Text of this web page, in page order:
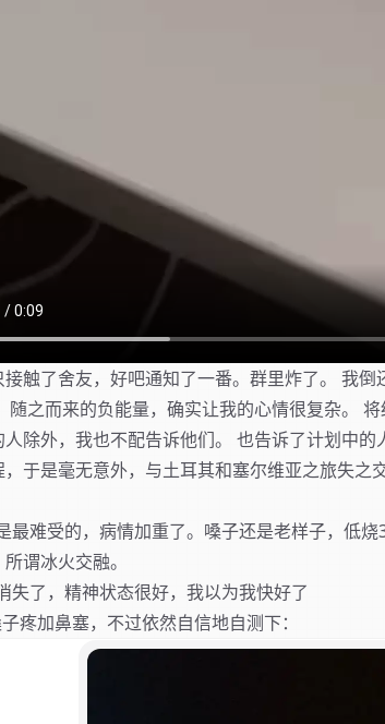
触了舍友，好吧通知了一番。群里炸了。 我
随之而来的负能量，确实让我的心情很复杂。
除外，我也不配告诉他们。 也告诉了计划中
于是毫无意外，与土耳其和塞尔维亚之旅失之交
最难受的，病情加重了。嗓子还是老样子，低
谓冰火交融。
失了，精神状态很好，我以为我快好了
疼加鼻塞，不过依然自信地自测下：